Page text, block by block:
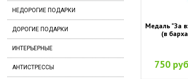
НЕДОРОГИЕ ПОДАРКИ
ДОРОГИЕ ПОДАРКИ
ИНТЕРЬЕРНЫЕ
АНТИСТРЕССЫ
Медаль "За
(в
750